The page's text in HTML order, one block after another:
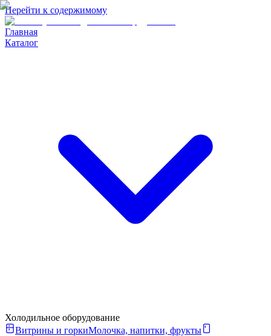
Перейти к содержимому
Главная
Каталог
Холодильное оборудование
Витрины и горкиМолочка, напитки, фрукты